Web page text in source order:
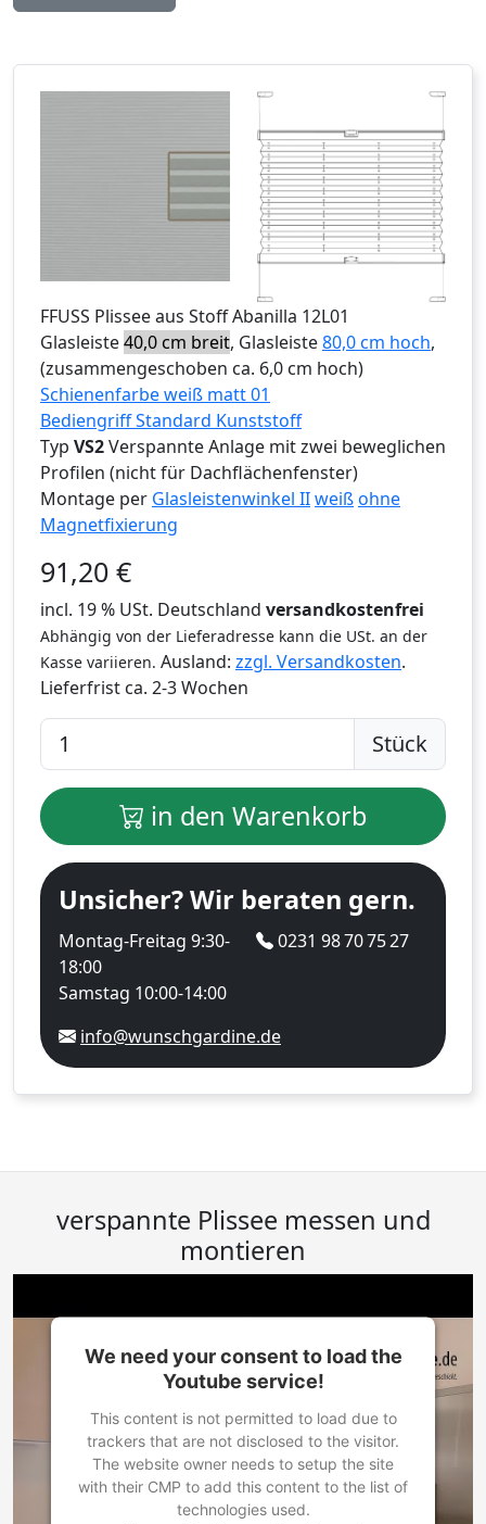
FFUSS Plissee aus Stoff Abanilla 12L01
Glasleiste40,0 cm breit, Glasleiste80,0 cm hoch,
(zusammengeschoben ca. 6,0 cm hoch)
Schienenfarbe weiß matt 01
Bediengriff Standard Kunststoff
Typ VS2Verspannte Anlage mit zwei beweglichen
Profilen (nicht für Dachflächenfenster)
Montage per Glasleistenwinkel IIweißohne
Magnetfixierung
91,20 €
incl. 19 % USt. Deutschland versandkostenfrei
Abhängig von der Lieferadresse kann die USt. an der
Kasse variieren. Ausland: zzgl. Versandkosten.
Lieferfrist ca. 2-3 Wochen
Stück
in den Warenkorb
Unsicher? Wir beraten gern.
Montag-Freitag 9:30-
18:00
Samstag 10:00-14:00
0231 98 70 75 27
info@wunschgardine.de
verspannte Plissee messen und
montieren
We need your consent to load the
Youtube service!
This content is not permitted to load due to
trackers that are not disclosed to the visitor.
The website owner needs to setup the site
with their CMP to add this content to the list of
technologies used.